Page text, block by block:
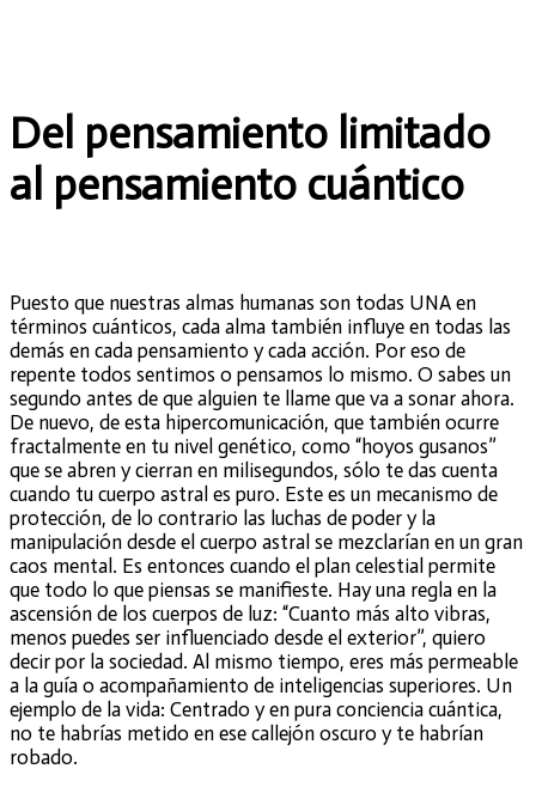
Del pensamiento limitado
al pensamiento cuántico
Puesto que nuestras almas humanas son todas UNA en
términos cuánticos, cada alma también influye en todas las
demás en cada pensamiento y cada acción. Por eso de
repente todos sentimos o pensamos lo mismo. O sabes un
segundo antes de que alguien te llame que va a sonar ahora.
De nuevo, de esta hipercomunicación, que también ocurre
fractalmente en tu nivel genético, como “hoyos gusanos”
que se abren y cierran en milisegundos, sólo te das cuenta
cuando tu cuerpo astral es puro. Este es un mecanismo de
protección, de lo contrario las luchas de poder y la
manipulación desde el cuerpo astral se mezclarían en un gran
caos mental. Es entonces cuando el plan celestial permite
que todo lo que piensas se manifieste. Hay una regla en la
ascensión de los cuerpos de luz: “Cuanto más alto vibras,
menos puedes ser influenciado desde el exterior”, quiero
decir por la sociedad. Al mismo tiempo, eres más permeable
a la guía o acompañamiento de inteligencias superiores. Un
ejemplo de la vida: Centrado y en pura conciencia cuántica,
no te habrías metido en ese callejón oscuro y te habrían
robado.